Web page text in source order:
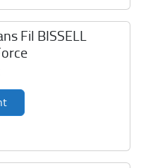
Fil BISSELL